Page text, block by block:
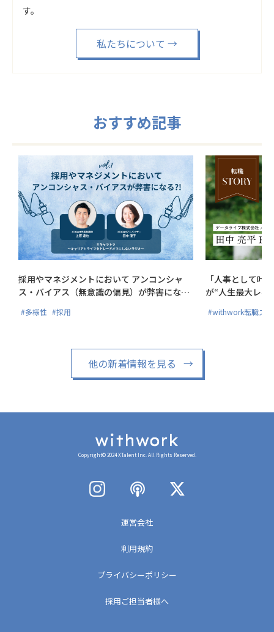
す。
私たちについて →
おすすめ記事
採用やマネジメントにおいて アンコンシャ
ス・バイアス（無意識の偏見）が弊害にな
#多様性 #採用
「人事として叶
が“人生最大レベ
#withwork転職ス
他の新着情報を見る →
Copyright© 2024 XTalent Inc. All Rights Reserved.
運営会社
利用規約
プライバシーポリシー
採用ご担当者様へ